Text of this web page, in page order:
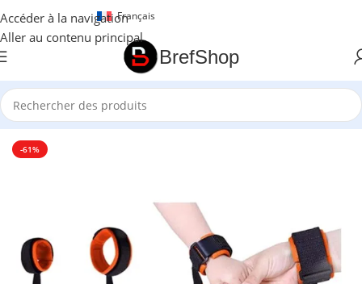
Accéder à la navigation
Aller au contenu principal
Français
BrefShop
Accueil/Essentiel Enfant
-61%